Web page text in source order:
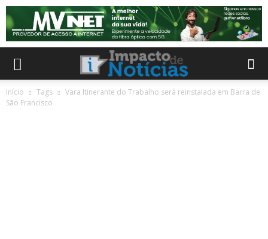
Início Tags
Vara Itinerante do Trabalho será reinstalada em Barra de
São Francisco